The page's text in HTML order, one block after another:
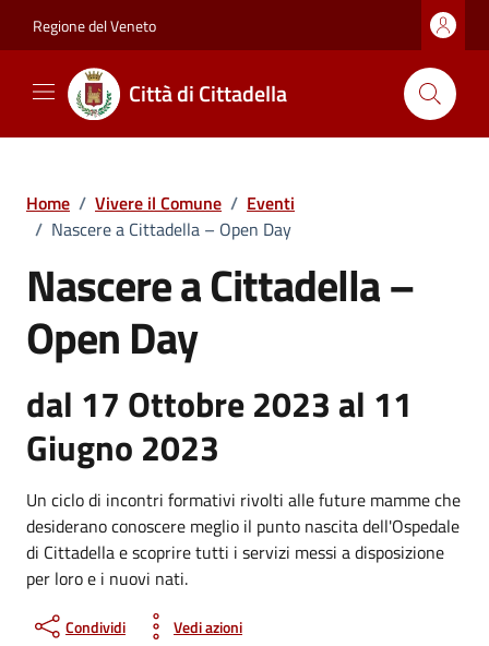
Regione del Veneto
Città di Cittadella
Home / Vivere il Comune / Eventi
/ Nascere a Cittadella – Open Day
Nascere a Cittadella –
Open Day
dal 17 Ottobre 2023 al 11
Giugno 2023
Un ciclo di incontri formativi rivolti alle future mamme che
desiderano conoscere meglio il punto nascita dell'Ospedale
di Cittadella e scoprire tutti i servizi messi a disposizione
per loro e i nuovi nati.
Condividi Vedi azioni